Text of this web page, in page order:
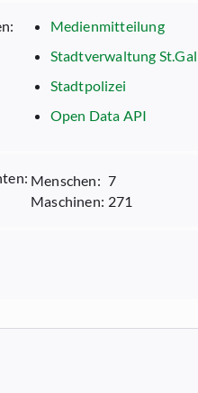
Medienmitteilung
Stadtverwaltung
Stadtpolizei
Open Data API
Menschen: 7
Maschinen: 271